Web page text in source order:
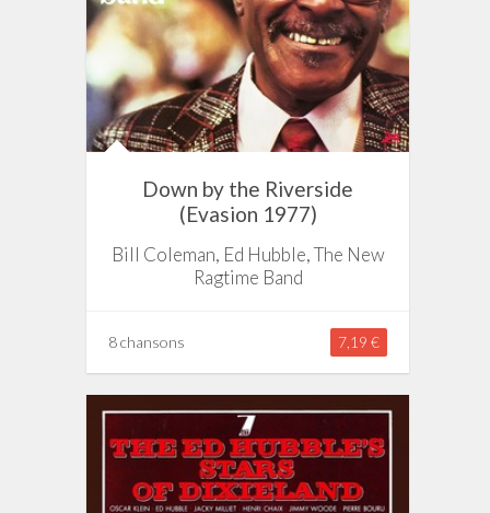
Down by the Riverside
(Evasion 1977)
Bill Coleman, Ed Hubble, The New
Ragtime Band
8 chansons 7,19 €